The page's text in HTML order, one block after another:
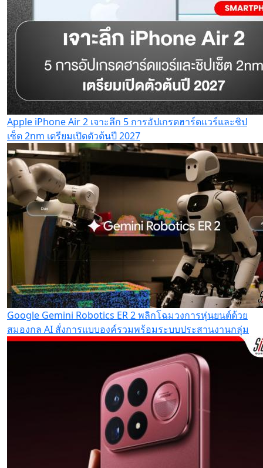
Apple iPhone Air 2 เจาะลึก 5 การอัปเกรดฮาร์ดแวร์และชิป
เซ็ต 2nm เตรียมเปิดตัวต้นปี 2027
Google Gemini Robotics ER 2 พลิกโฉมวงการหุ่นยนต์ด้วย
สมองกล AI สั่งการแบบองค์รวมพร้อมระบบประสานงานกลุ่ม